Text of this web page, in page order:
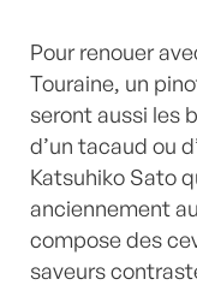
Pour renouer
Touraine, un
seront aussi les
d’un tacaud ou
Katsuhiko Sato
anciennement
compose des
saveurs